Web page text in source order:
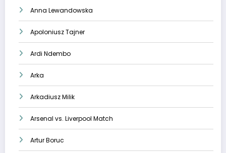
Anna Lewandowska
Apoloniusz Tajner
Ardi Ndembo
Arka
Arkadiusz Milik
Arsenal vs. Liverpool Match
Artur Boruc